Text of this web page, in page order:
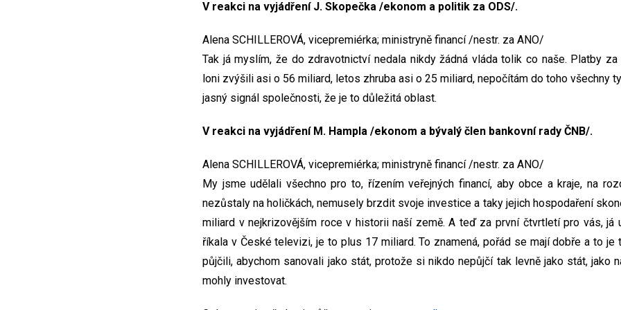
V reakci na vyjádření J. Skopečka /ekonom a politik za ODS/.
Alena SCHILLEROVÁ, vicepremiérka; ministryně financí /nestr. za ANO/
Tak já myslím, že do zdravotnictví nedala nikdy žádná vláda tolik co naše. Platby
loni zvýšili asi o 56 miliard, letos zhruba asi o 25 miliard, nepočítám do toho všechny
jasný signál společnosti, že je to důležitá oblast.
V reakci na vyjádření M. Hampla /ekonom a bývalý člen bankovní rady ČNB/.
Alena SCHILLEROVÁ, vicepremiérka; ministryně financí /nestr. za ANO/
My jsme udělali všechno pro to, řízením veřejných financí, aby obce a kraje, na
nezůstaly na holičkách, nemusely brzdit svoje investice a taky jejich hospodaření
miliard v nejkrizovějším roce v historii naší země. A teď za první čtvrtletí pro vás, já
říkala v České televizi, je to plus 17 miliard. To znamená, pořád se mají dobře a to
půjčili, abychom sanovali jako stát, protože si nikdo nepůjčí tak levně jako stát, jako
mohly investovat.